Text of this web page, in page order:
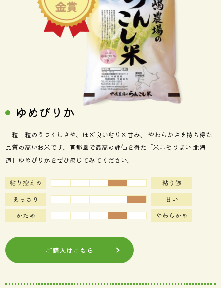
ゆめぴりか
一粒一粒のうつくしさや、ほど良い粘りと甘み、 やわらかさを持ち得た
品質の高いお米です。首都圏で最高の評価を得た「米こそうまい 北海
道」ゆめぴりかをぜひ感じてみてください。
ご購入はこちら